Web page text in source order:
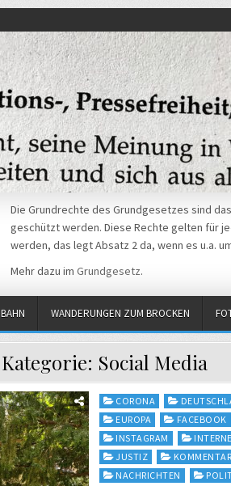
Die Grundrechte des Grundgesetzes sind
geschützt werden. Diese Rechte gelten für
werden, das legt Absatz 2 da, wenn es u.a.
Mehr dazu im Grundgesetz.
BAHN WANDERUNGEN ZUM BROCKEN
Kategorie: Social Media
Posted
in
CORONA
EUROPA
FACEBOOK
INSTAGRAM
JUSTIZ
KOMMENTAR
NACHRICHTEN